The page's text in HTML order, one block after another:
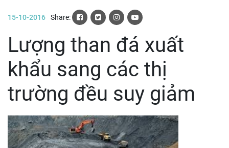
15-10-2016 Share:
Lượng than đá xuất
khẩu sang các thị
trường đều suy giảm